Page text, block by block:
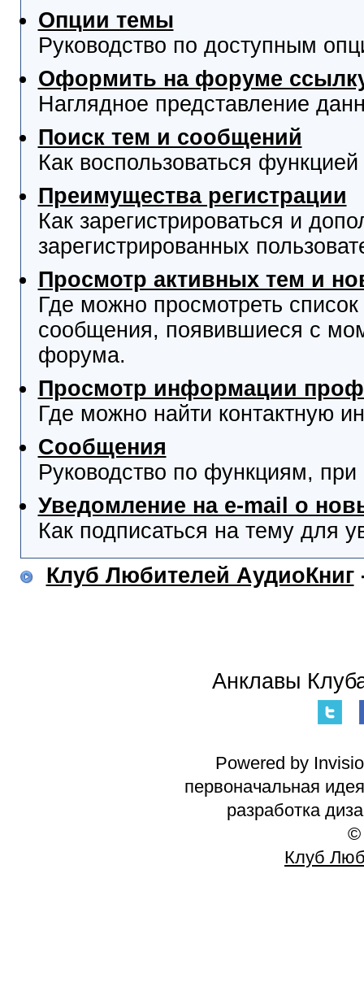
Опции темы
Руководство по доступным
Оформить на форуме ссылку
Наглядное представление
Поиск тем и сообщений
Как воспользоваться
Преимущества регистрации
Как зарегистрироваться и
зарегистрированных
Просмотр активных тем и
Где можно просмотреть
сообщения, появившиеся с
форума.
Просмотр информации
Где можно найти контактную
Сообщения
Руководство по функциям,
Уведомление на e-mail о
Как подписаться на тему для
Клуб Любителей АудиоКниг
Анклавы
Powered by
первоначальная
разработка
©
Клуб